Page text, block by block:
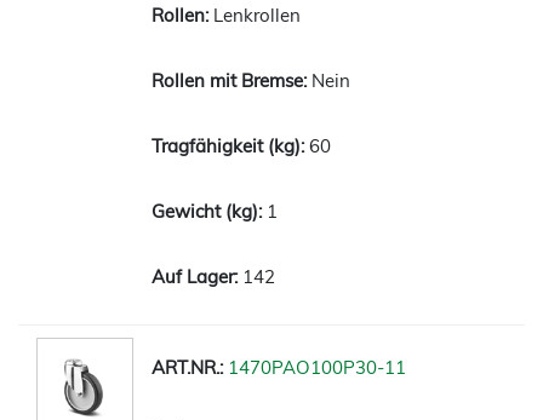
Lenkrollen
Nein
60
1
142
1470PAO100P30-11